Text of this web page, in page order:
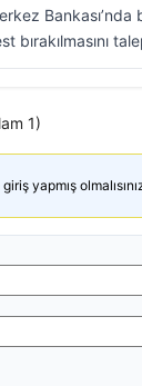
Bankası’nda
bırakılmasını
1)
yapmış